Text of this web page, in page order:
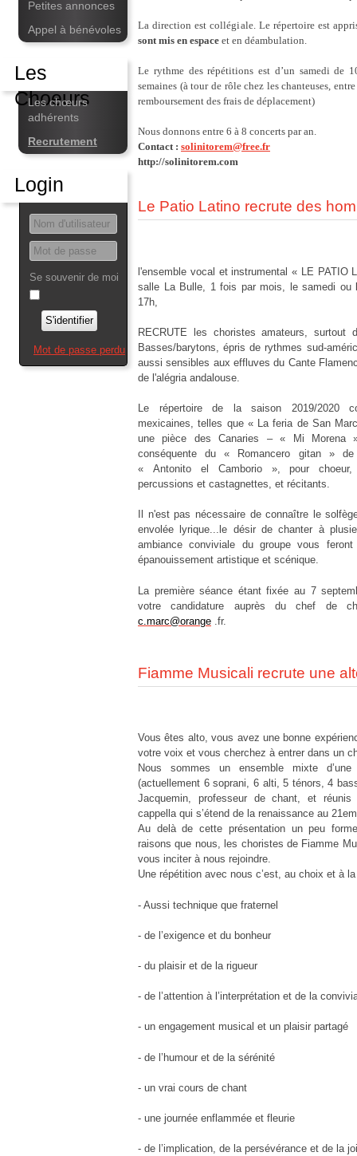
Petites annonces
Appel à bénévoles
Les
Choeurs
Les chœurs
adhérents
Recrutement
Login
Se souvenir de moi
S'identifier
Mot de passe perdu
La direction est collégiale. Le répertoire est
sont mis en espace et en déambulation.
Le rythme des répétitions est d’un samedi de
semaines (à tour de rôle chez les chanteuses,
remboursement des frais de déplacement)
Nous donnons entre 6 à 8 concerts par an.
Contact : solinitorem@free.fr
http://solinitorem.com
Le Patio Latino recrute des
l'ensemble vocal et instrumental « LE PATIO
salle La Bulle, 1 fois par mois, le samedi ou
17h,
RECRUTE les choristes amateurs, surtout
Basses/barytons, épris de rythmes sud-
aussi sensibles aux effluves du Cante
de l'alégria andalouse.
Le répertoire de la saison 2019/2020
mexicaines, telles que « La feria de San
une pièce des Canaries – « Mi Morena
conséquente du « Romancero gitan » de
« Antonito el Camborio », pour choeur,
percussions et castagnettes, et récitants.
Il n'est pas nécessaire de connaître le
envolée lyrique...le désir de chanter à
ambiance conviviale du groupe vous
épanouissement artistique et scénique.
La première séance étant fixée au 7
votre candidature auprès du chef de
c.marc@orange .fr.
Fiamme Musicali recrute une
Vous êtes alto, vous avez une bonne
votre voix et vous cherchez à entrer dans un
Nous sommes un ensemble mixte
(actuellement 6 soprani, 6 alti, 5 ténors, 4
Jacquemin, professeur de chant, et réunis
cappella qui s’étend de la renaissance au
Au delà de cette présentation un peu
raisons que nous, les choristes de Fiamme
vous inciter à nous rejoindre.
Une répétition avec nous c’est, au choix et à
- Aussi technique que fraternel
- de l’exigence et du bonheur
- du plaisir et de la rigueur
- de l’attention à l’interprétation et de la
- un engagement musical et un plaisir partagé
- de l’humour et de la sérénité
- un vrai cours de chant
- une journée enflammée et fleurie
- de l’implication, de la persévérance et de la